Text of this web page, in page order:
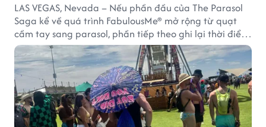
LAS VEGAS, Nevada – Nếu phần đầu của The Parasol
Saga kể về quá trình FabulousMe® mở rộng từ quạt
cầm tay sang parasol, phần tiếp theo ghi lại thời điểm
sản phẩm được thị trường đón nhận và dần vượt khỏi
công năng che nắng thông thường.